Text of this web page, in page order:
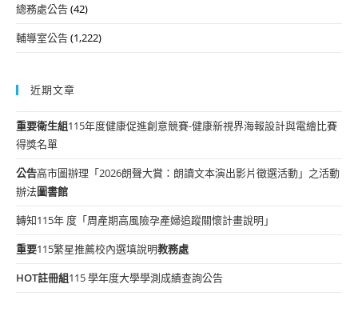
總務處公告(42)
輔導室公告(1,222)
近期文章
重要衛生組115年度健康促進創意競賽-健康新視界海報設計與電繪比賽
得獎名單
公告高市圖辦理「2026朗聲大賞：朗讀文本演出影片徵選活動」之活動
辦法圖書館
轉知115年 度「周產期高風險孕產婦追蹤關懷計畫說明」
重要115繁星推薦校內選填說明教務處
HOT註冊組115 學年度大學學測成績查詢公告